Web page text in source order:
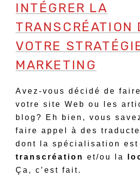
INTÉGRER LA
TRANSCRÉATION
VOTRE
MARKETING
Avez-vous décidé de
votre site Web ou les
blog? Eh bien, vous
faire appel à des
dont la spécialisation est
transcréation
et/ou la
Ça, c’est fait.